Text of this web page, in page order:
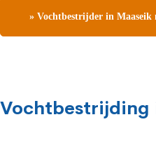
» Vochtbestrijder in Maaseik
Vochtbestrijding